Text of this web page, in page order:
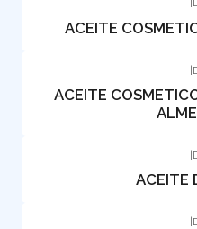
ACEITE
|
ACEITE
|
ACEITE